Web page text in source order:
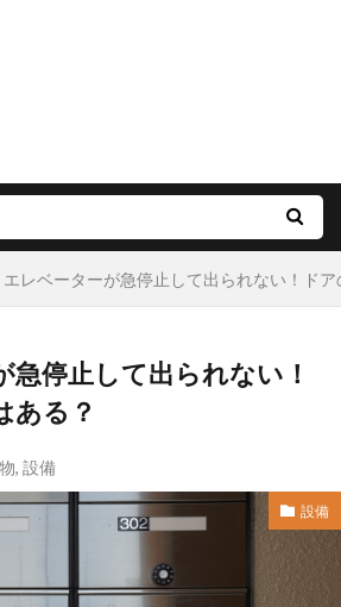
エレベーターが急停止して出られない！ド
急停止して出られない！
ある？
, 設備
設備